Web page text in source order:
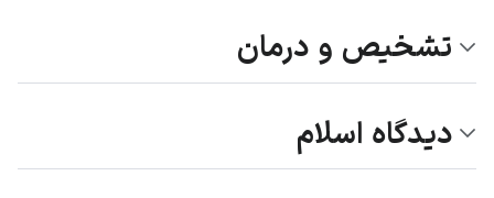
تشخیص و درمان
دیدگاه اسلام